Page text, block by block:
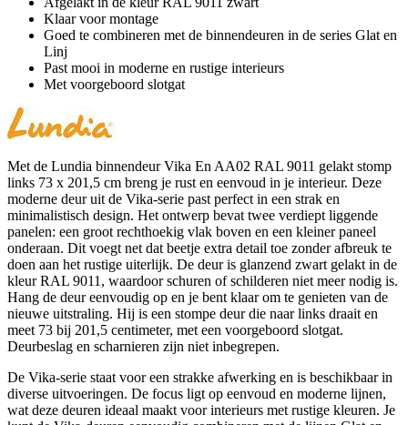
Klaar voor montage
Goed te combineren met de binnendeuren in de series Glat en
Linj
Past mooi in moderne en rustige interieurs
Met voorgeboord slotgat
Met de Lundia binnendeur Vika En AA02 RAL 9011 gelakt stomp
links 73 x 201,5 cm breng je rust en eenvoud in je interieur. Deze
moderne deur uit de Vika-serie past perfect in een strak en
minimalistisch design. Het ontwerp bevat twee verdiept liggende
panelen: een groot rechthoekig vlak boven en een kleiner paneel
onderaan. Dit voegt net dat beetje extra detail toe zonder afbreuk te
doen aan het rustige uiterlijk. De deur is glanzend zwart gelakt in de
kleur RAL 9011, waardoor schuren of schilderen niet meer nodig is.
Hang de deur eenvoudig op en je bent klaar om te genieten van de
nieuwe uitstraling. Hij is een stompe deur die naar links draait en
meet 73 bij 201,5 centimeter, met een voorgeboord slotgat.
Deurbeslag en scharnieren zijn niet inbegrepen.
De Vika-serie staat voor een strakke afwerking en is beschikbaar in
diverse uitvoeringen. De focus ligt op eenvoud en moderne lijnen,
wat deze deuren ideaal maakt voor interieurs met rustige kleuren. Je